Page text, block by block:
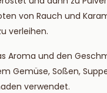
von Rauch und
verleihen.
und den
Gemüse, Soßen,
verwendet.